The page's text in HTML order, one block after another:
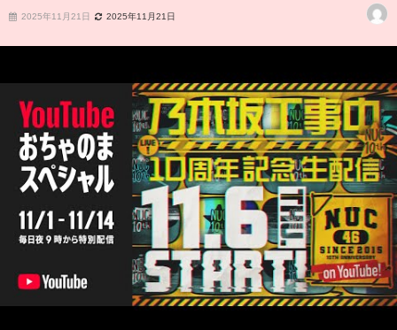
2025年11月21日 2025年11月21日